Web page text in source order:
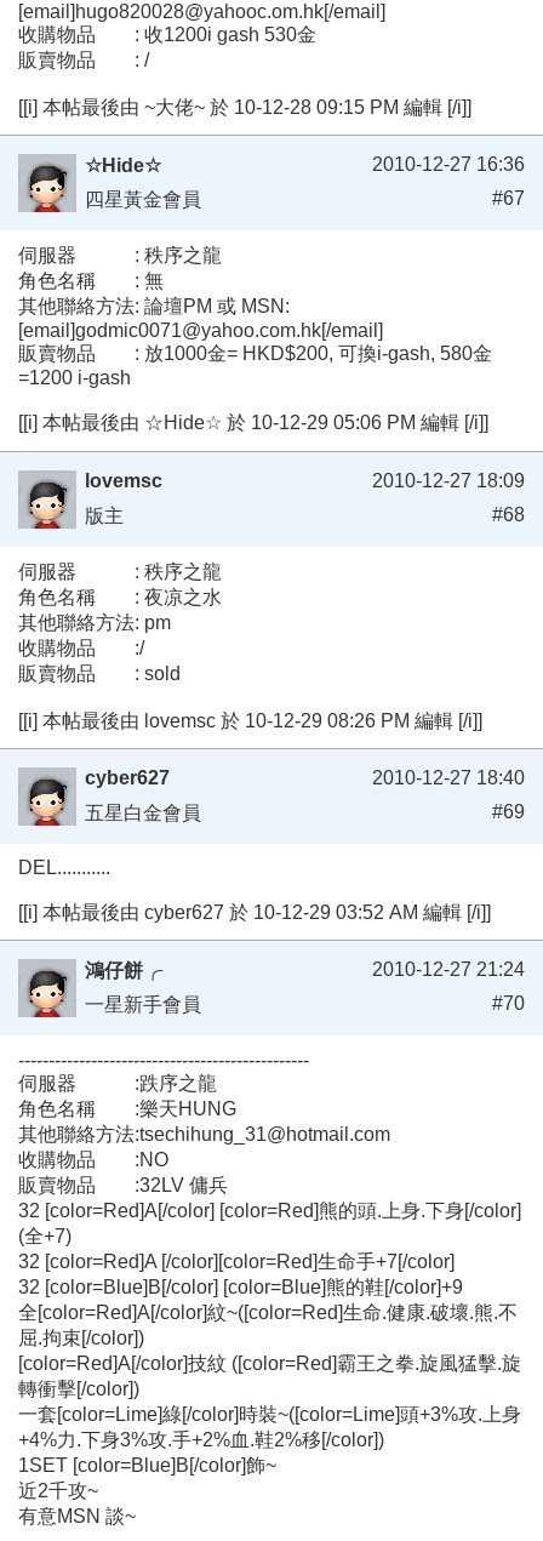
[email]hugo820028@yahooc.om.hk[/email]
收購物品 : 收1200i gash 530金
販賣物品 : /
[[i] 本帖最後由 ~大佬~ 於 10-12-28 09:15 PM 編輯 [/i]]
☆Hide☆
四星黃金會員
2010-12-27 16:36
#67
伺服器 : 秩序之龍
角色名稱 : 無
其他聯絡方法: 論壇PM 或 MSN:
[email]godmic0071@yahoo.com.hk[/email]
販賣物品 : 放1000金= HKD$200, 可換i-gash, 580金
=1200 i-gash
[[i] 本帖最後由 ☆Hide☆ 於 10-12-29 05:06 PM 編輯 [/i]]
lovemsc
版主
2010-12-27 18:09
#68
伺服器 : 秩序之龍
角色名稱 : 夜凉之水
其他聯絡方法: pm
收購物品 :/
販賣物品 : sold
[[i] 本帖最後由 lovemsc 於 10-12-29 08:26 PM 編輯 [/i]]
cyber627
五星白金會員
2010-12-27 18:40
#69
DEL...........
[[i] 本帖最後由 cyber627 於 10-12-29 03:52 AM 編輯 [/i]]
鴻仔餅╭
一星新手會員
2010-12-27 21:24
#70
------------------------------------------------
伺服器 :跌序之龍
角色名稱 :樂天HUNG
其他聯絡方法:tsechihung_31@hotmail.com
收購物品 :NO
販賣物品 :32LV 傭兵
32 [color=Red]A[/color] [color=Red]熊的頭.上身.下身[/color]
(全+7)
32 [color=Red]A [/color][color=Red]生命手+7[/color]
32 [color=Blue]B[/color] [color=Blue]熊的鞋[/color]+9
全[color=Red]A[/color]紋~([color=Red]生命.健康.破壞.熊.不
屈.拘束[/color])
[color=Red]A[/color]技紋 ([color=Red]霸王之拳.旋風猛擊.旋
轉衝擊[/color])
一套[color=Lime]綠[/color]時裝~([color=Lime]頭+3%攻.上身
+4%力.下身3%攻.手+2%血.鞋2%移[/color])
1SET [color=Blue]B[/color]飾~
近2千攻~
有意MSN 談~